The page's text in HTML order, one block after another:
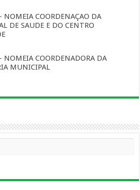
NOMEIA COORDENAÇAO DA
DE SAUDE E DO CENTRO
NOMEIA COORDENADORA DA
MUNICIPAL